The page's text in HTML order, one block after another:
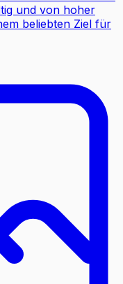
und von hoher
beliebten Ziel für